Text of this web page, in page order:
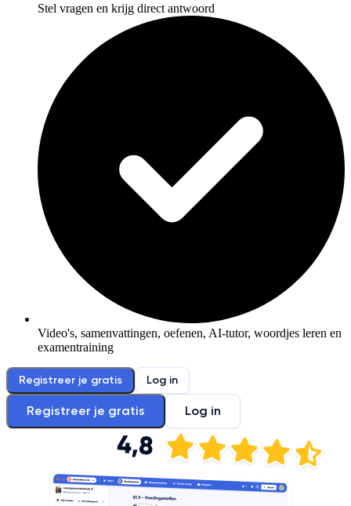
Stel vragen en krijg direct antwoord
Video's, samenvattingen, oefenen, AI-tutor, woordjes leren en
examentraining
Registreer je gratis Log in
Registreer je gratis Log in